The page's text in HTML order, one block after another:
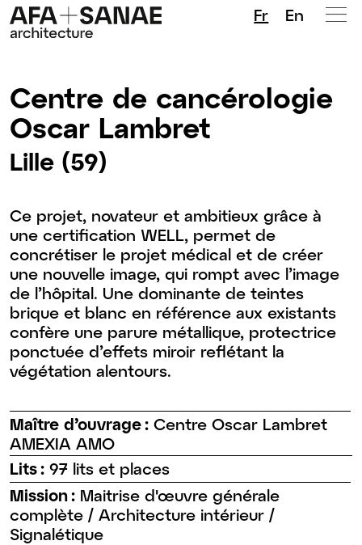
Fr En
Centre de cancérologie
Oscar Lambret
Lille (59)
Ce projet, novateur et ambitieux grâce à
une certification WELL, permet de
concrétiser le projet médical et de créer
une nouvelle image, qui rompt avec l’image
de l’hôpital. Une dominante de teintes
brique et blanc en référence aux existants
confère une parure métallique, protectrice
ponctuée d’effets miroir reflétant la
végétation alentours.
Maître d’ouvrage :Centre Oscar Lambret
AMEXIA AMO
Lits :97 lits et places
Mission :Maitrise d'œuvre générale
complète / Architecture intérieur /
Signalétique